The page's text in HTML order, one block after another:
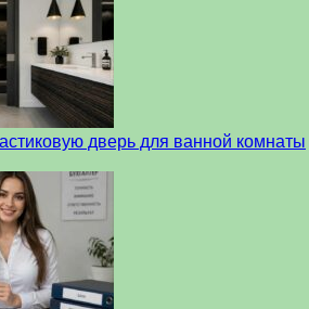
дверь для ванной комнаты